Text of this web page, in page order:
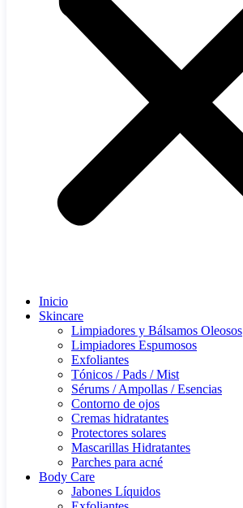
Inicio
Skincare
Limpiadores y Bálsamos Oleosos
Limpiadores Espumosos
Exfoliantes
Tónicos / Pads / Mist
Sérums / Ampollas / Esencias
Contorno de ojos
Cremas hidratantes
Protectores solares
Mascarillas Hidratantes
Parches para acné
Body Care
Jabones Líquidos